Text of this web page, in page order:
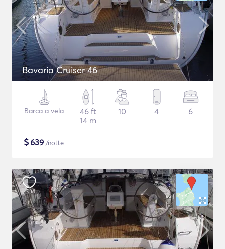
Bavaria Cruiser 46
Barca a vela
46 ft
14 m
10 4 6
$639 /notte